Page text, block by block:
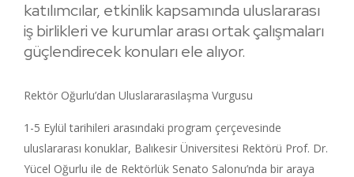
katılımcılar, etkinlik kapsamında uluslararası
iş birlikleri ve kurumlar arası ortak çalışmaları
güçlendirecek konuları ele alıyor.
Rektör Oğurlu’dan Uluslararasılaşma Vurgusu
1-5 Eylül tarihileri arasındaki program çerçevesinde
uluslararası konuklar, Balıkesir Üniversitesi Rektörü Prof. Dr.
Yücel Oğurlu ile de Rektörlük Senato Salonu’nda bir araya